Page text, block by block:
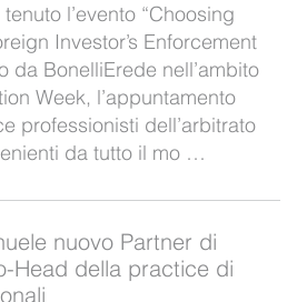
l’evento “Choosing
Investor’s Enforcement
da BonelliErede nell’ambito
Week, l’appuntamento
professionisti dell’arbitrato
da tutto il mo …
nuovo Partner di
Head della practice di